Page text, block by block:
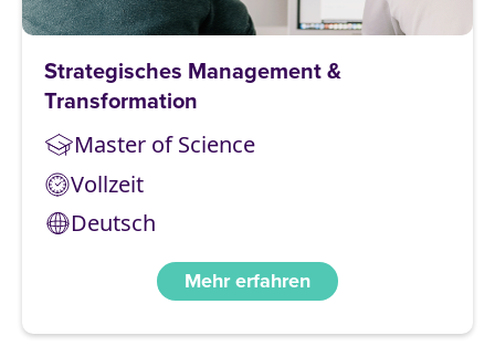
Strategisches Management &
Transformation
Master of Science
Vollzeit
Deutsch
Mehr erfahren